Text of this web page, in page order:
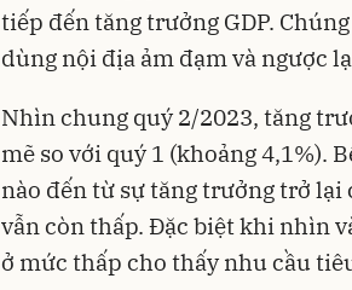
tiếp đến tăng trưởng GDP.
dùng nội địa ảm đạm và ngược
Nhìn chung quý 2/2023, tăng
mẽ so với quý 1 (khoảng 4,1%).
nào đến từ sự tăng trưởng trở lại
vẫn còn thấp. Đặc biệt khi nhìn
ở mức thấp cho thấy nhu cầu